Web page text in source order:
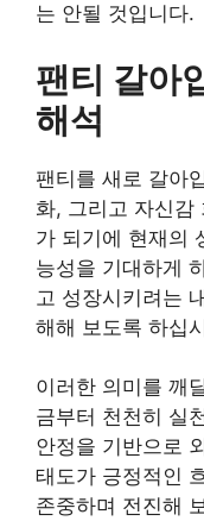
는 안될 것입니다.
팬티 갈아
해석
팬티를 새로 갈아
화, 그리고 자신감
가 되기에 현재의
능성을 기대하게
고 성장시키려는
해해 보도록 하십
이러한 의미를 깨
금부터 천천히 실
안정을 기반으로
태도가 긍정적인
존중하며 전진해